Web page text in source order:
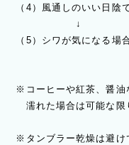
（4）風通しのいい日陰
↓
（5）シワが気になる場
※コーヒーや紅茶、醤油
濡れた場合は可能な限
※タンブラー乾燥は避け